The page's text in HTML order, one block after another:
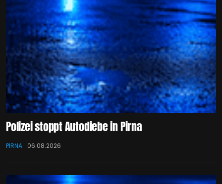
Polizei stoppt Autodiebe in Pirna
PIRNA 06.08.2026